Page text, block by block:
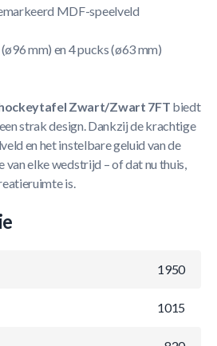
MDF-speelveld
mm) en 4 pucks (ø63 mm)
Zwart/Zwart 7FT biedt
strak design. Dankzij de krachtige
en het instelbare geluid van de
van elke wedstrijd – of dat nu thuis,
is.
1950
1015